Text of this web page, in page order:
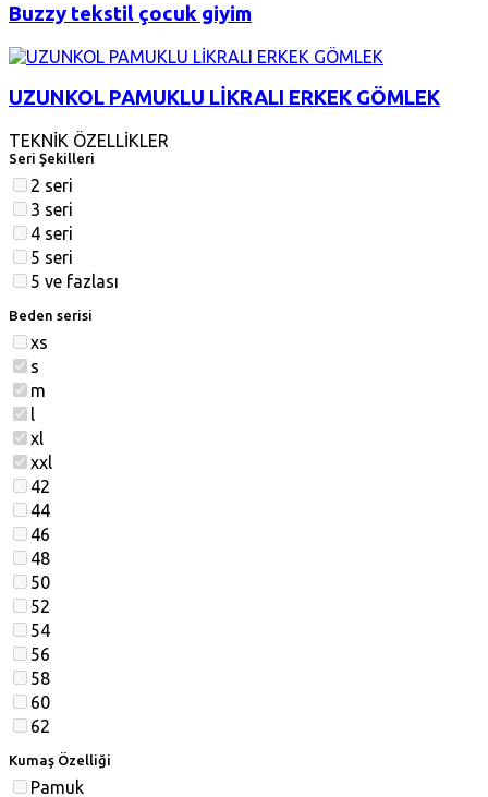
Buzzy tekstil çocuk giyim
UZUNKOL PAMUKLU LİKRALI ERKEK GÖMLEK
TEKNİK ÖZELLİKLER
Seri Şekilleri
2 seri
3 seri
4 seri
5 seri
5 ve fazlası
Beden serisi
xs
s
m
l
xl
xxl
42
44
46
48
50
52
54
56
58
60
62
Kumaş Özelliği
Pamuk